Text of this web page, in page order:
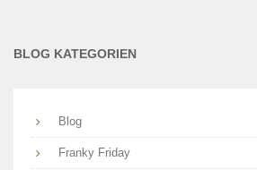
BLOG KATEGORIEN
Blog
Franky Friday